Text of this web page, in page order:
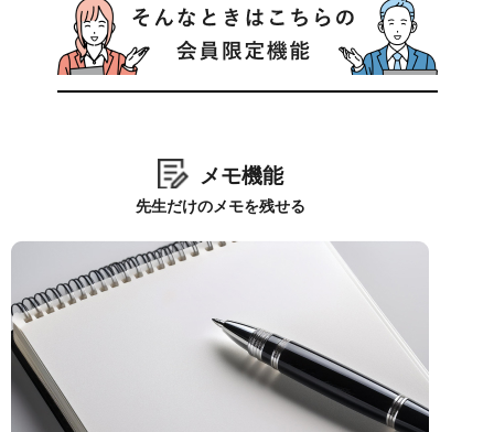
メモ機能
先生だけのメモを残せる